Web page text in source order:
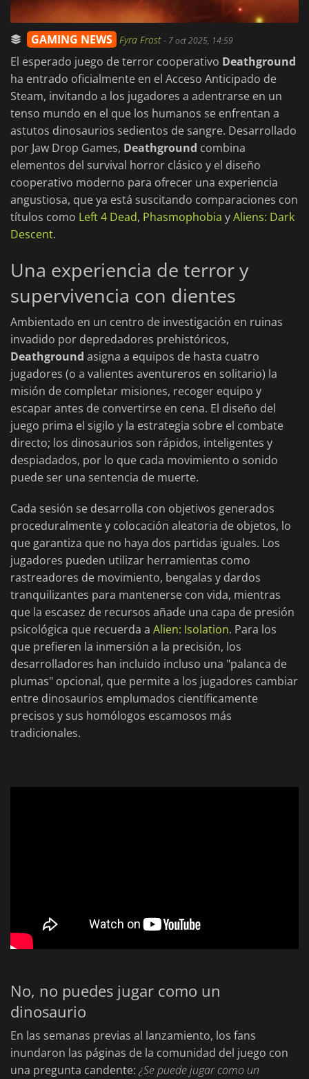
GAMING NEWS Fyra Frost- 7 oct 2025, 14:59
El esperado juego de terror cooperativo Deathground
ha entrado oficialmente en el Acceso Anticipado de
Steam, invitando a los jugadores a adentrarse en un
tenso mundo en el que los humanos se enfrentan a
astutos dinosaurios sedientos de sangre. Desarrollado
por Jaw Drop Games, Deathground combina
elementos del survival horror clásico y el diseño
cooperativo moderno para ofrecer una experiencia
angustiosa, que ya está suscitando comparaciones con
títulos como Left 4 Dead, Phasmophobia yAliens: Dark
Descent.
Una experiencia de terror y
supervivencia con dientes
Ambientado en un centro de investigación en ruinas
invadido por depredadores prehistóricos,
Deathground asigna a equipos de hasta cuatro
jugadores (o a valientes aventureros en solitario) la
misión de completar misiones, recoger equipo y
escapar antes de convertirse en cena. El diseño del
juego prima el sigilo y la estrategia sobre el combate
directo; los dinosaurios son rápidos, inteligentes y
despiadados, por lo que cada movimiento o sonido
puede ser una sentencia de muerte.
Cada sesión se desarrolla con objetivos generados
proceduralmente y colocación aleatoria de objetos, lo
que garantiza que no haya dos partidas iguales. Los
jugadores pueden utilizar herramientas como
rastreadores de movimiento, bengalas y dardos
tranquilizantes para mantenerse con vida, mientras
que la escasez de recursos añade una capa de presión
psicológica que recuerda a Alien: Isolation. Para los
que prefieren la inmersión a la precisión, los
desarrolladores han incluido incluso una "palanca de
plumas" opcional, que permite a los jugadores cambiar
entre dinosaurios emplumados científicamente
precisos y sus homólogos escamosos más
tradicionales.
No, no puedes jugar como un
dinosaurio
En las semanas previas al lanzamiento, los fans
inundaron las páginas de la comunidad del juego con
una pregunta candente: ¿Se puede jugar como un